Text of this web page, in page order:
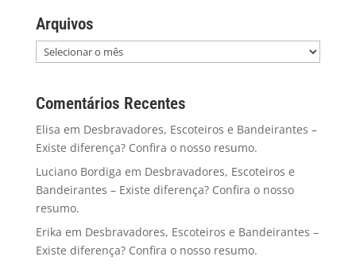
Arquivos
Comentários Recentes
Elisa em Desbravadores, Escoteiros e Bandeirantes –
Existe diferença? Confira o nosso resumo.
Luciano Bordiga em Desbravadores, Escoteiros e
Bandeirantes – Existe diferença? Confira o nosso
resumo.
Erika em Desbravadores, Escoteiros e Bandeirantes –
Existe diferença? Confira o nosso resumo.